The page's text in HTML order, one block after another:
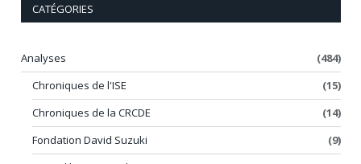
CATÉGORIES
Analyses
(484)
Chroniques de l'ISE
(15)
Chroniques de la CRCDE
(14)
Fondation David Suzuki
(9)